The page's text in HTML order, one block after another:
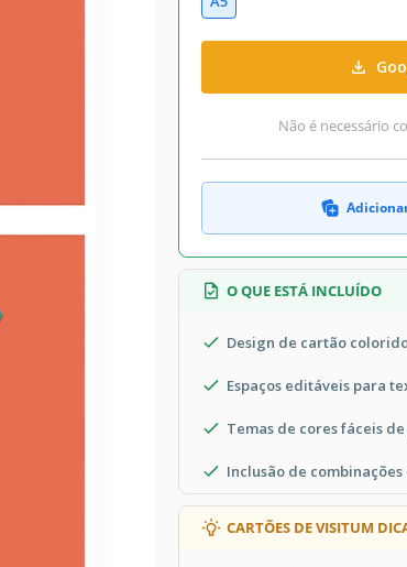
Não é necessário
O QUE ESTÁ INCLUÍDO
Design de cartão
Espaços editáveis para
Temas de cores fáceis
Inclusão de
CARTÕES DE VISITUM